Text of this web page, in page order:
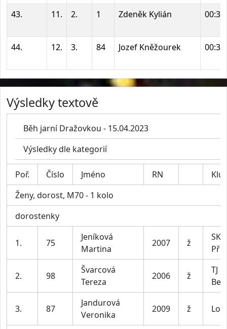
43. 11. 2. 1 Zdeněk Kylián
44. 12. 3. 84 Jozef Kněžourek
Výsledky textově
Běh jarní Dražovkou - 15.04.2023
Výsledky dle kategorií
Poř. Číslo Jméno RN
Ženy, dorost, M70 - 1 kolo
dorostenky
1. 75
Jeníková
Martina
2007 ž
SK
2. 98
Švarcová
Tereza
2006 ž
TJ
3. 87
Jandurová
Veronika
2009 ž